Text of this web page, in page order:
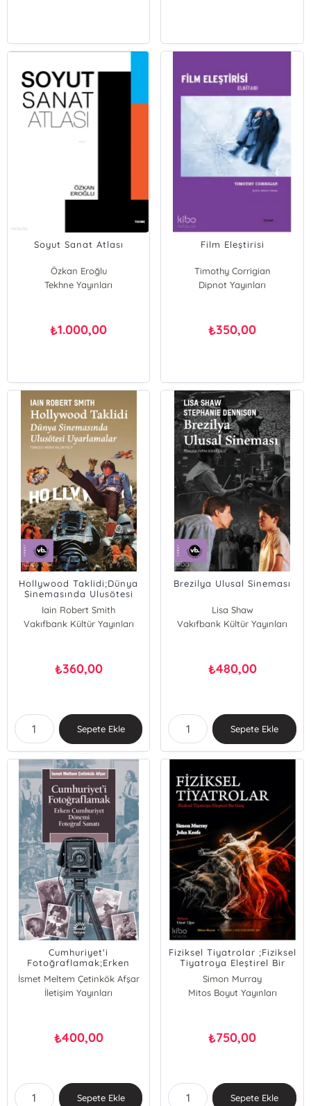
Soyut Sanat Atlası
Özkan Eroğlu
Tekhne Yayınları
₺1.000,00
Film Eleştirisi
Timothy Corrigian
Dipnot Yayınları
₺350,00
Hollywood Taklidi;Dünya
Sinemasında Ulusötesi
Uyarlamalar
Iain Robert Smith
Vakıfbank Kültür Yayınları
₺360,00
Sepete Ekle
Brezilya Ulusal Sineması
Lisa Shaw
Stephanie Dennison
Vakıfbank Kültür Yayınları
₺480,00
Sepete Ekle
Cumhuriyet'i
Fotoğraflamak;Erken
Cumhuriyet Dönemi
Fotoğraf Sanatı
İsmet Meltem Çetinkök Afşar
İletişim Yayınları
₺400,00
Sepete Ekle
Fiziksel Tiyatrolar ;Fiziksel
Tiyatroya Eleştirel Bir
Simon Murray
Jhon Keefe
Mitos Boyut Yayınları
₺750,00
Sepete Ekle